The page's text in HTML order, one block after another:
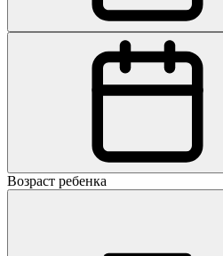
Возраст ребенка